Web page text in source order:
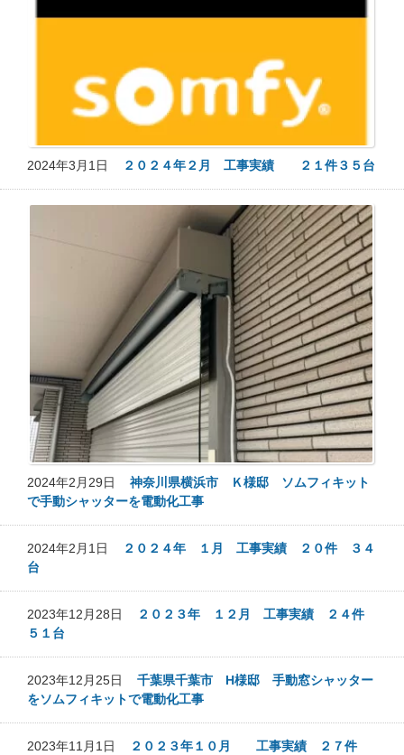
2024年3月1日 ２０２４年２月 工事実績 ２１件３５台
2024年2月29日 神奈川県横浜市 Ｋ様邸 ソムフィキット
で手動シャッターを電動化工事
2024年2月1日
２０２４年 １月 工事実績 ２０件 ３４
台
2023年12月28日
２０２３年 １２月 工事実績 ２４件
５１台
2023年12月25日 千葉県千葉市 H様邸 手動窓シャッター
をソムフィキットで電動化工事
2023年11月1日
２０２３年１０月 工事実績 ２７件